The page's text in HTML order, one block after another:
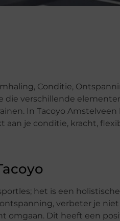
Conditie,
die verschillende
In Tacoyo
aan je conditie, kracht,
het is een
verbeter je
omgaan. Dit heeft een